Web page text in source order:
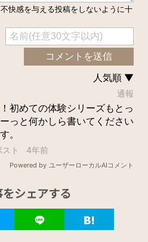
シェアする